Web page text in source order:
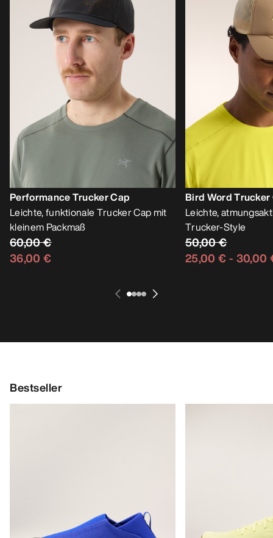
Performance Trucker Cap
Leichte, funktionale Trucker Cap mit
kleinem Packmaß
60,00 €
36,00 €
Bird Word Trucker
Leichte,
Trucker-Style
50,00 €
25,00 €- 30,00
Bestseller